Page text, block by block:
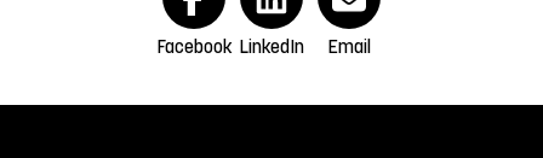
Facebook LinkedIn Email